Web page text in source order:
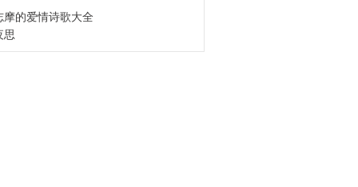
摩的爱情诗歌大全
思